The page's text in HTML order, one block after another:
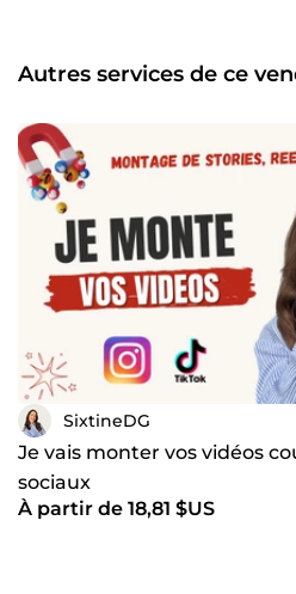
Autres services de ce
SixtineDG
Je vais monter vos vidéos
sociaux
À partir de 18,81 $US